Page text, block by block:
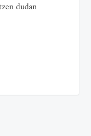
dudan